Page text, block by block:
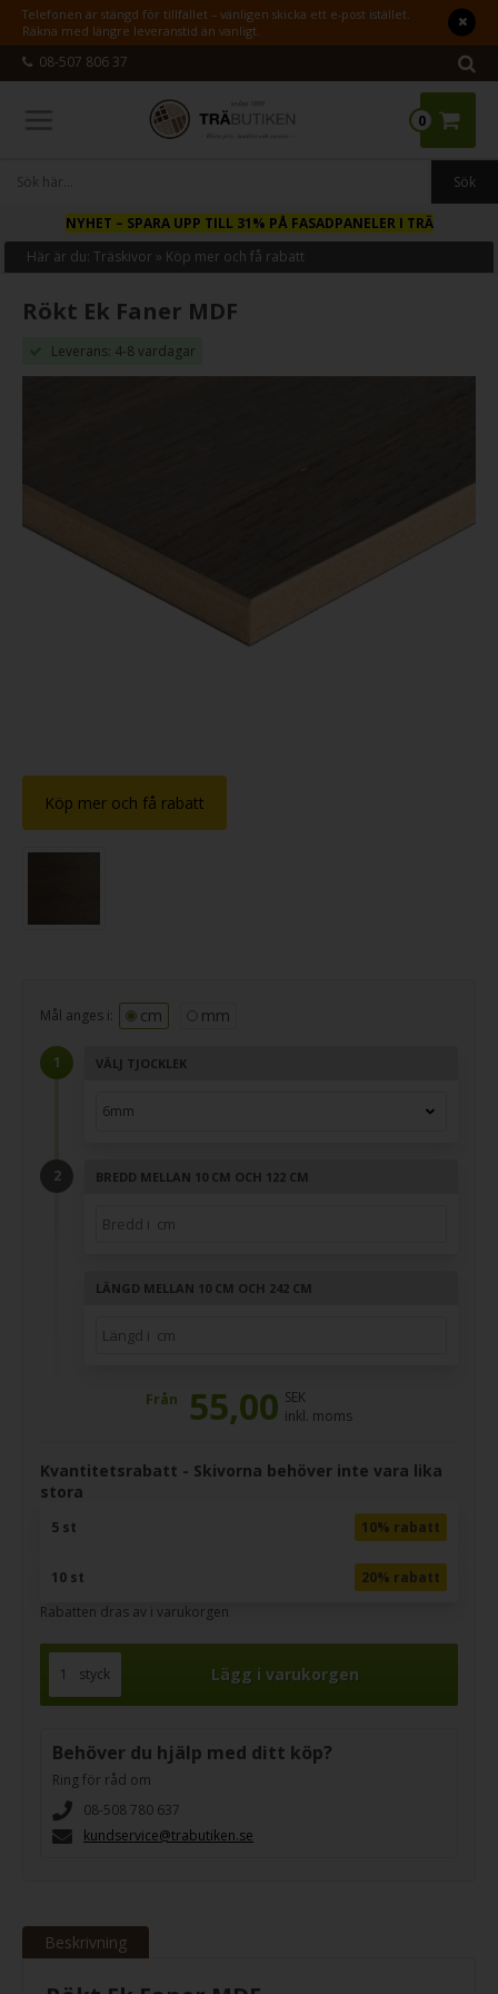
Telefonen är stängd för tillfället – vänligen skicka ett e-post istället.
Räkna med längre leveranstid än vanligt.
08-507 806 37
0
NYHET– SPARA UPP TILL 31% PÅ FASADPANELER I TRÄ
Här är du:Träskivor » Köp mer och få rabatt
Rökt Ek Faner MDF
Leverans: 4-8 vardagar
Köp mer och få rabatt
Mål anges i: cm mm
VÄLJ TJOCKLEK
BREDD MELLAN 10 CM OCH 122 CM
LÄNGD MELLAN 10 CM OCH 242 CM
Från 55,00 SEK
inkl. moms
Kvantitetsrabatt - Skivorna behöver inte vara lika
stora
5 st 10% rabatt
10 st
20% rabatt
Rabatten dras av i varukorgen
styck
Behöver du hjälp med ditt köp?
Ring för råd om
08-508 780 637
kundservice@trabutiken.se
Beskrivning